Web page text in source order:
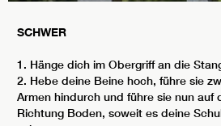
SCHWER
1. Hänge dich im Obergriff an die
2. Hebe deine Beine hoch, führe sie
Armen hindurch und führe sie nun auf
Richtung Boden, soweit es deine